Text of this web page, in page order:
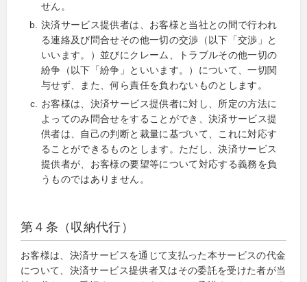
せん。
決済サービス提供者は、お客様と当社との間で行われ
る連絡及び問合せその他一切の交渉（以下「交渉」と
いいます。）並びにクレーム、トラブルその他一切の
紛争（以下「紛争」といいます。）について、一切関
与せず、また、何ら責任を負わないものとします。
お客様は、決済サービス提供者に対し、所定の方法に
よってのみ問合せをすることができ、決済サービス提
供者は、自己の判断と裁量に基づいて、これに対応す
ることができるものとします。ただし、決済サービス
提供者が、お客様の要望等について対応する義務を負
うものではありません。
第４条（収納代行）
お客様は、決済サービスを通じて支払った本サービスの代金
について、決済サービス提供者又はその委託を受けた者が当